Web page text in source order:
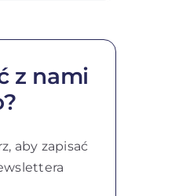
z nami
aby zapisać